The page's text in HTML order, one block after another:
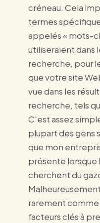
créneau. Cela
termes
appelés « mots-
utiliseraient dans
recherche, pour
que votre site
vue dans les
recherche, tels
C'est assez
plupart des gens
que mon
présente lorsque
cherchent du
rarement comme
facteurs clés à